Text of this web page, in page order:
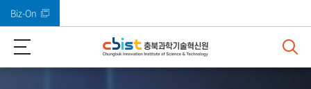
Biz-On